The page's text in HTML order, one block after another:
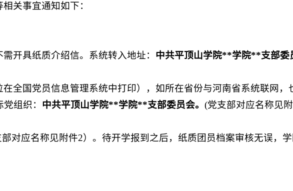
关事宜通知如下：
开具纸质介绍信。系统转入地址： 中共平顶山学院**学院**支部委
全国党员信息管理系统中打印），如所在省份与河南省系统联网，
党组织： 中共平顶山学院**学院**支部委员会。 (党支部对应名称见
对应名称见附件2）。待开学报到之后，纸质团员档案审核无误，